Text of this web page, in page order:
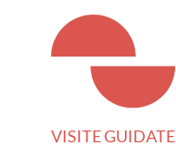
VISITE GUIDATE